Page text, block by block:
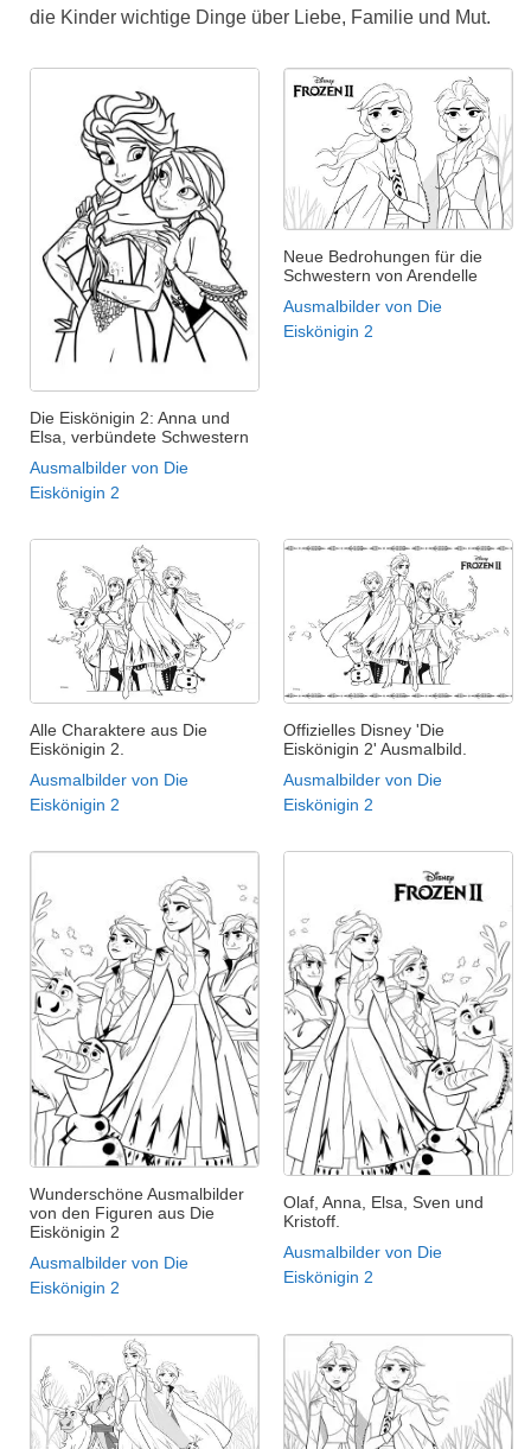
die Kinder wichtige Dinge über Liebe, Familie und Mut.
Die Eiskönigin 2: Anna und
Elsa, verbündete Schwestern
Ausmalbilder von Die
Eiskönigin 2
Neue Bedrohungen für die
Schwestern von Arendelle
Ausmalbilder von Die
Eiskönigin 2
Alle Charaktere aus Die
Eiskönigin 2.
Ausmalbilder von Die
Eiskönigin 2
Offizielles Disney 'Die
Eiskönigin 2' Ausmalbild.
Ausmalbilder von Die
Eiskönigin 2
Wunderschöne Ausmalbilder
von den Figuren aus Die
Eiskönigin 2
Ausmalbilder von Die
Eiskönigin 2
Olaf, Anna, Elsa, Sven und
Kristoff.
Ausmalbilder von Die
Eiskönigin 2